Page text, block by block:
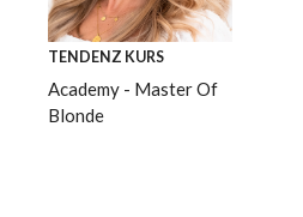
TENDENZ KURS
Academy - Master Of
Blonde